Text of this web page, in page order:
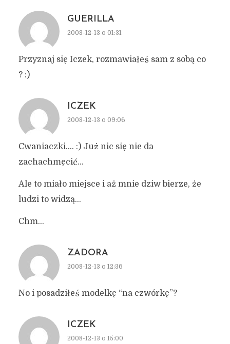
GUERILLA
2008-12-13 o 01:31
Przyznaj się Iczek, rozmawiałeś sam z sobą co
? :)
ICZEK
2008-12-13 o 09:06
Cwaniaczki…. :) Już nic się nie da
zachachmęcić…
Ale to miało miejsce i aż mnie dziw bierze, że
ludzi to widzą…
Chm…
ZADORA
2008-12-13 o 12:36
No i posadziłeś modelkę “na czwórkę”?
ICZEK
2008-12-13 o 15:00